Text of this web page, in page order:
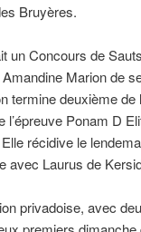
Bruyères.
un Concours de
Marion de
termine deuxième de
Ponam D
récidive le
avec Laurus de
privadoise, avec